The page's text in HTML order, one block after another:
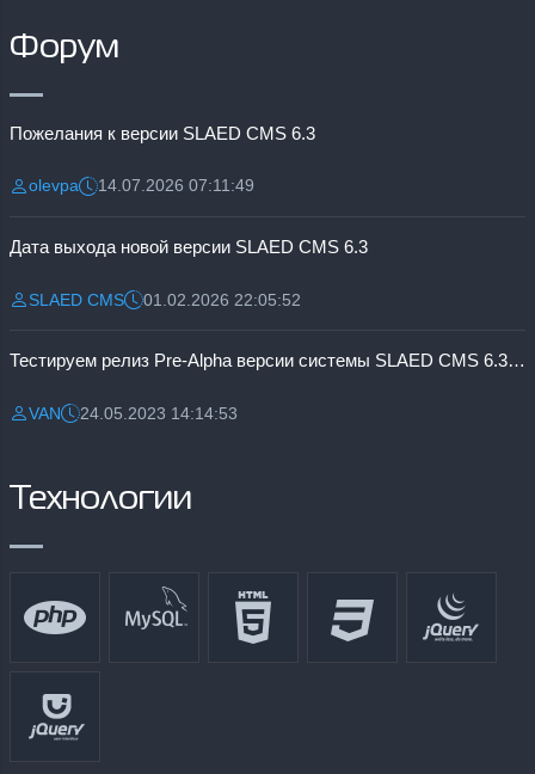
Форум
Пожелания к версии SLAED CMS 6.3
Разместил:
olevpaДата:14.07.2026 07:11:49
Дата выхода новой версии SLAED CMS 6.3
Разместил:
SLAED CMSДата:01.02.2026 22:05:52
Тестируем релиз Pre-Alpha версии системы SLAED CMS 6.3 Pro
Разместил:
VANДата:24.05.2023 14:14:53
Технологии